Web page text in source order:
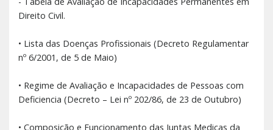
Direito Civil.
• Lista das Doenças Profissionais (Decreto Regulamentar
nº 6/2001, de 5 de Maio)
• Regime de Avaliação e Incapacidades de Pessoas com
Deficiencia (Decreto – Lei nº 202/86, de 23 de Outubro)
• Composição e Funcionamento das Juntas Medicas da